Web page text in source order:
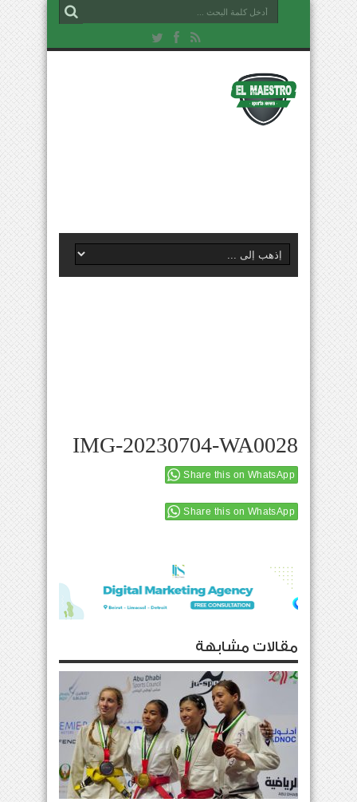
IMG-20230704-WA0028
Share this on WhatsApp
Share this on WhatsApp
مقالات مشابهة